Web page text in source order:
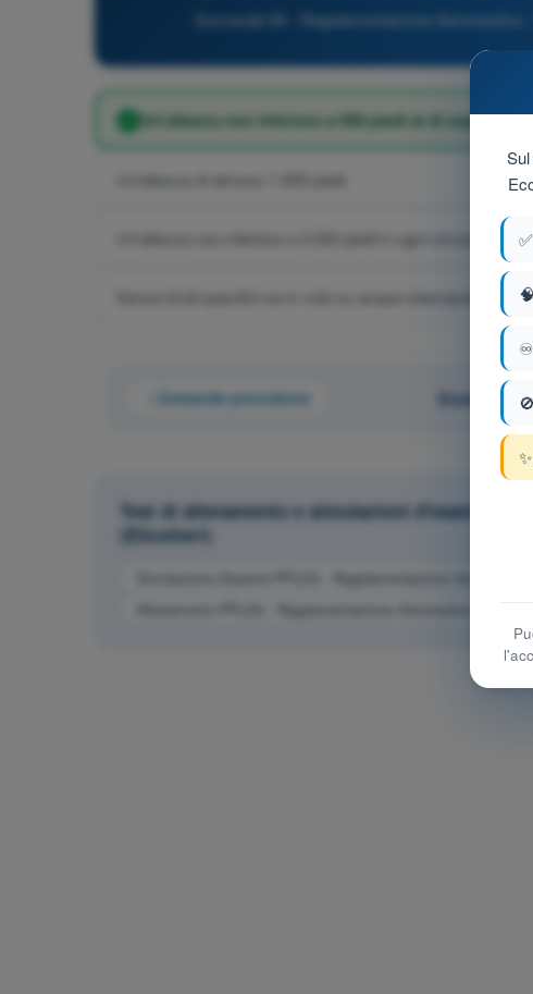
Domanda 65 - Regolamentazione Aeronautica
Un'altezza non inferiore a 500 piedi al di sopra del
Un'altezza di almeno 1.000 piedi.
Un'altezza non inferiore a 2.000 piedi in ogni circostanza.
Senza limiti specifici se in volo su acque internazionali.
Domanda precedente Domanda
Test di allenamento e simulazioni d'esame a
(Elicotteri)
Simulazione d'esame PPL(H) - Regolamentazione Aeronautica
Allenamento PPL(H) - Regolamentazione Aeronautica
✅
🧠
♾️
🚫
✨